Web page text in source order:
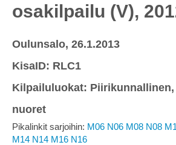
osakilpailu (V),
Oulunsalo, 26.1.2013
KisaID: RLC1
Kilpailuluokat: Piirikunnallinen,
nuoret
Pikalinkit sarjoihin: M06 N06 M08 N08
M14 N14 M16 N16